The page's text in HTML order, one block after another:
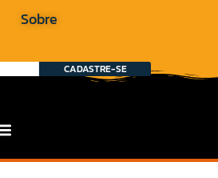
Sobre
CADASTRE-SE